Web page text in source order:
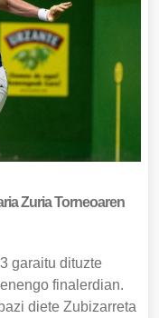
Zuria Torneoaren
garaitu dituzte
finalerdian.
diete Zubizarreta